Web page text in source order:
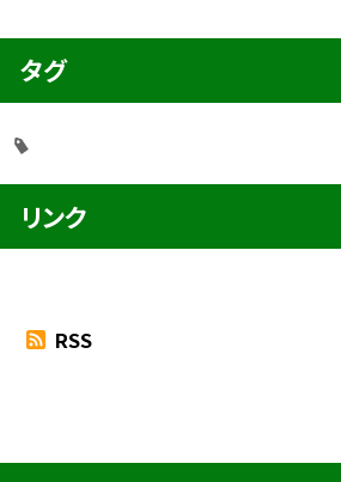
タグ
リンク
RSS